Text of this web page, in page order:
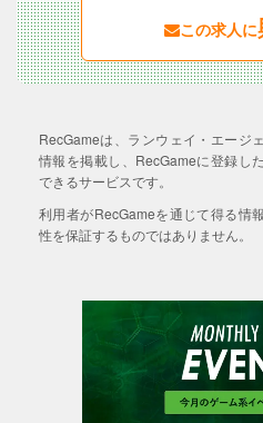
この求人に
RecGameは、ランウェイ・エージ
情報を掲載し、RecGameに登録し
できるサービスです。
利用者がRecGameを通じて得る情
性を保証するものではありません。